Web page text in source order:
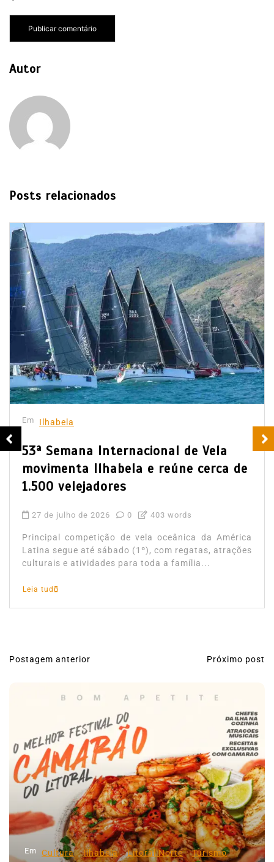
Autor
Posts relacionados
Em Ilhabela
53ª Semana Internacional de Vela
movimenta Ilhabela e reúne cerca de
1.500 velejadores
27 de julho de 2026 0 403 words
Principal competição de vela oceânica da América
Latina segue até sábado (1º), com regatas, atrações
culturais e atividades para toda a família...
Leia tudo
N
g
a
ç
o
d
e
Postagem anterior Próximo post
Em Cultura Ilhabela Litoral Norte Turismo